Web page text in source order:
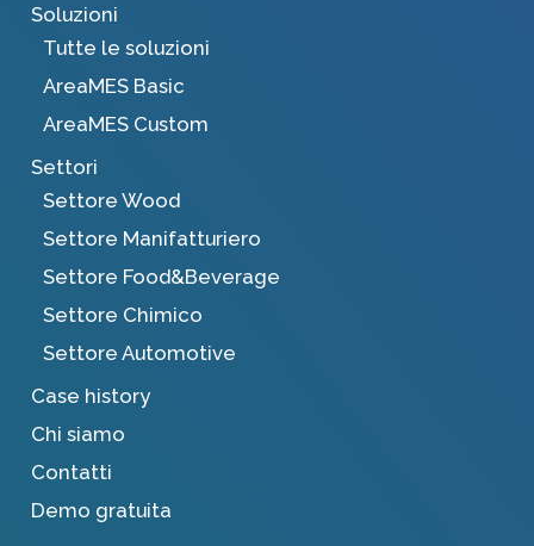
Soluzioni
Tutte le soluzioni
AreaMES Basic
AreaMES Custom
Settori
Settore Wood
Settore Manifatturiero
Settore Food&Beverage
Settore Chimico
Settore Automotive
Case history
Chi siamo
Contatti
Demo gratuita